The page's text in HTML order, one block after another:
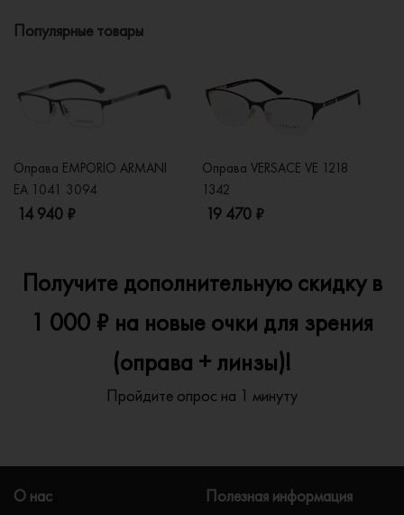
Популярные товары
Оправа EMPORIO ARMANI
EA 1041 3094
14 940 ₽
Оправа VERSACE VE 1218
1342
19 470 ₽
Получите дополнительную скидку в
1 000 ₽ на новые очки для зрения
(оправа + линзы)!
Пройдите опрос на 1 минуту
О нас
Полезная информация